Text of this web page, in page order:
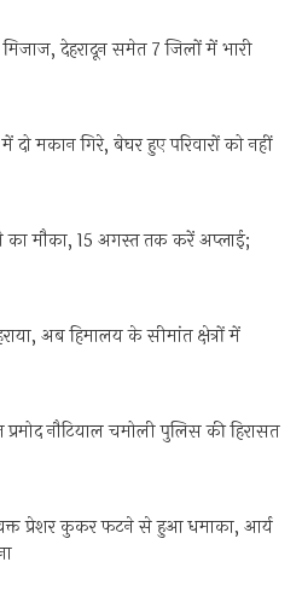
देहरादून समेत 7 जिलों में भारी
मकान गिरे, बेघर हुए परिवारों को नहीं
का मौका, 15 अगस्त तक करें अप्लाई;
अब हिमालय के सीमांत क्षेत्रों में
प्रमोद नौटियाल चमोली पुलिस की हिरासत
वक्त प्रेशर कुकर फटने से हुआ धमाका, आर्य